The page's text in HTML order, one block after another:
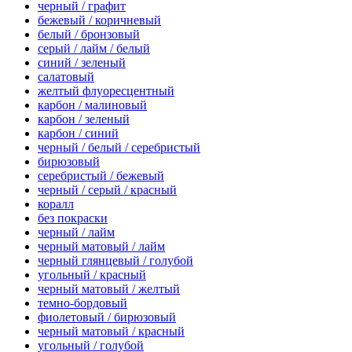
черный / графит
бежевый / коричневый
белый / бронзовый
серый / лайм / белый
синий / зеленый
салатовый
желтый флуоресцентный
карбон / малиновый
карбон / зеленый
карбон / синий
черный / белый / серебристый
бирюзовый
серебристый / бежевый
черный / серый / красный
коралл
без покраски
черный / лайм
черный матовый / лайм
черный глянцевый / голубой
угольный / красный
черный матовый / желтый
темно-бордовый
фиолетовый / бирюзовый
черный матовый / красный
угольный / голубой